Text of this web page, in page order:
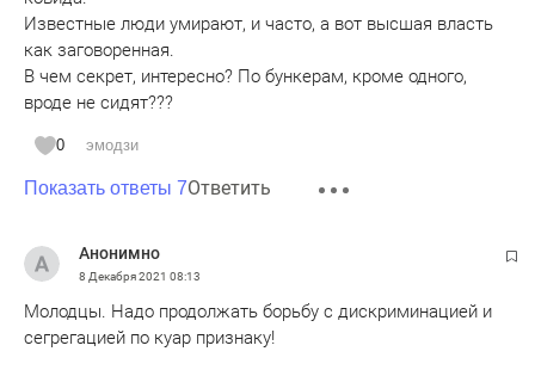
Известные люди умирают, и часто, а вот высшая власть
как заговоренная.
В чем секрет, интересно? По бункерам, кроме одного,
вроде не сидят???
0 эмодзи
Показать ответы 7Ответить
Анонимно
8 Декабря 2021 08:13
Молодцы. Надо продолжать борьбу с дискриминацией и
сегрегацией по куар признаку!